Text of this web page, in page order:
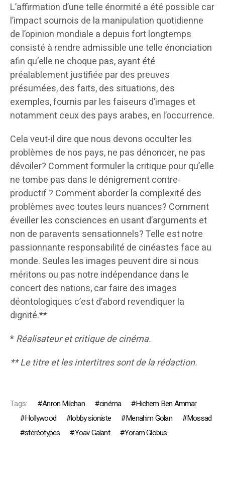
L’affirmation d’une telle énormité a été possible car
l’impact sournois de la manipulation quotidienne
de l’opinion mondiale a depuis fort longtemps
consisté à rendre admissible une telle énonciation
afin qu’elle ne choque pas, ayant été
préalablement justifiée par des preuves
présumées, des faits, des situations, des
exemples, fournis par les faiseurs d’images et
notamment ceux des pays arabes, en l’occurrence.
Cela veut-il dire que nous devons occulter les
problèmes de nos pays, ne pas dénoncer, ne pas
dévoiler? Comment formuler la critique pour qu’elle
ne tombe pas dans le dénigrement contre-
productif ? Comment aborder la complexité des
problèmes avec toutes leurs nuances? Comment
éveiller les consciences en usant d’arguments et
non de paravents sensationnels? Telle est notre
passionnante responsabilité de cinéastes face au
monde. Seules les images peuvent dire si nous
méritons ou pas notre indépendance dans le
concert des nations, car faire des images
déontologiques c’est d’abord revendiquer la
dignité.**
*Réalisateur et critique de cinéma.
** Le titre et les intertitres sont de la rédaction.
Tags: Anron Milchan cinéma
Hichem Ben Ammar
Hollywood
lobby sioniste Menahim Golan
Mossad
stéréotypes
Yoav Galant Yoram Globus